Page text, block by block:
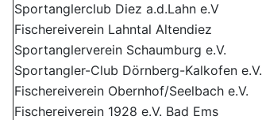
Sportanglerclub Diez a.d.Lahn e.V
Fischereiverein Lahntal Altendiez
Sportanglerverein Schaumburg e.V.
Sportangler-Club Dörnberg-Kalkofen e.V.
Fischereiverein Obernhof/Seelbach e.V.
Fischereiverein 1928 e.V. Bad Ems